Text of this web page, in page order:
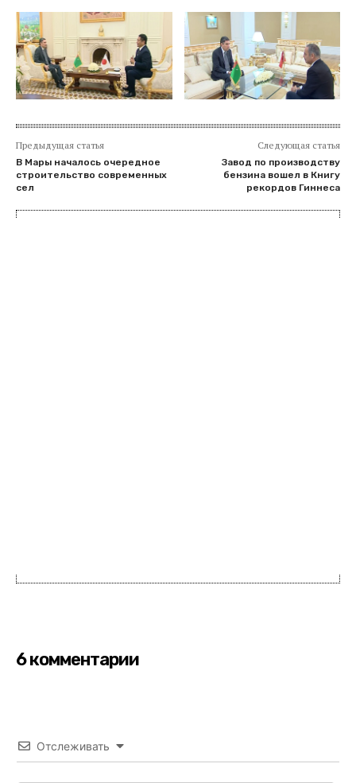
Предыдущая статья
В Мары началось очередное
строительство современных
сел
Следующая статья
Завод по производству
бензина вошел в Книгу
рекордов Гиннеса
6 комментарии
Отслеживать